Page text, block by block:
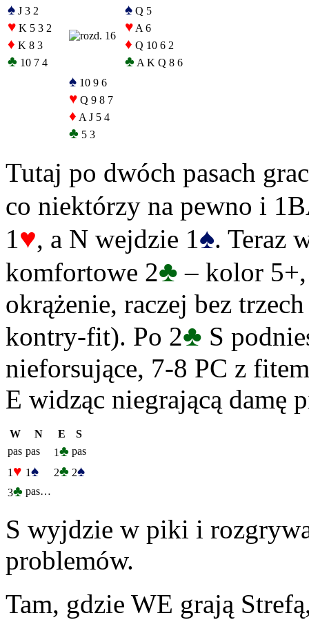
♠ J 3 2
♥ K 5 3 2
♦ K 8 3
♣ 10 7 4
♠ Q 5
♥ A 6
♦ Q 10 6 2
♣ A K Q 8 6
♠ 10 9 6
♥ Q 9 8 7
♦ A J 5 4
♣ 5 3
Tutaj po dwóch pasach
co niektórzy na pewno i
1♥, a N wejdzie 1♠. Teraz
komfortowe 2♣ – kolor 5+,
okrążenie, raczej bez
kontry-fit). Po 2♣ S
nieforsujące, 7-8 PC z
E widząc niegrającą damę
W N E
S
pas pas 1♣ pas
1 ♥ 1♠ 2♣ 2♠
3♣ pas…
S wyjdzie w piki i
problemów.
Tam, gdzie WE grają